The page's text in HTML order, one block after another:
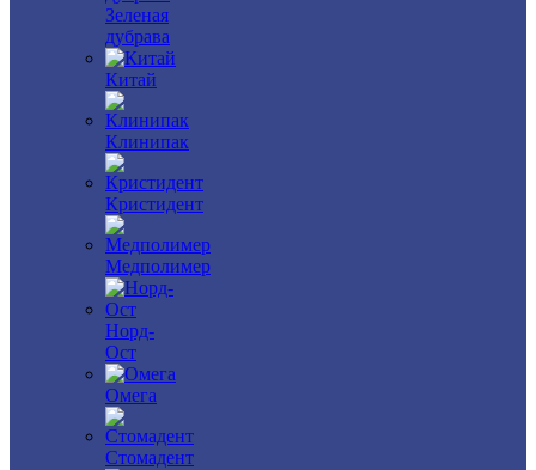
Зеленая
дубрава
Китай
Клинипак
Кристидент
Медполимер
Норд-
Ост
Омега
Стомадент